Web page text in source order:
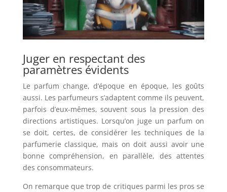
Juger en respectant des
paramètres évidents
Le parfum change, d’époque en époque, les goûts
aussi. Les parfumeurs s’adaptent comme ils peuvent,
parfois d’eux-mêmes, souvent sous la pression des
directions artistiques. Lorsqu’on juge un parfum on
se doit, certes, de considérer les techniques de la
parfumerie classique, mais on doit aussi avoir une
bonne compréhension, en parallèle, des attentes
des consommateurs.
On remarque que trop de critiques parmi les pros se